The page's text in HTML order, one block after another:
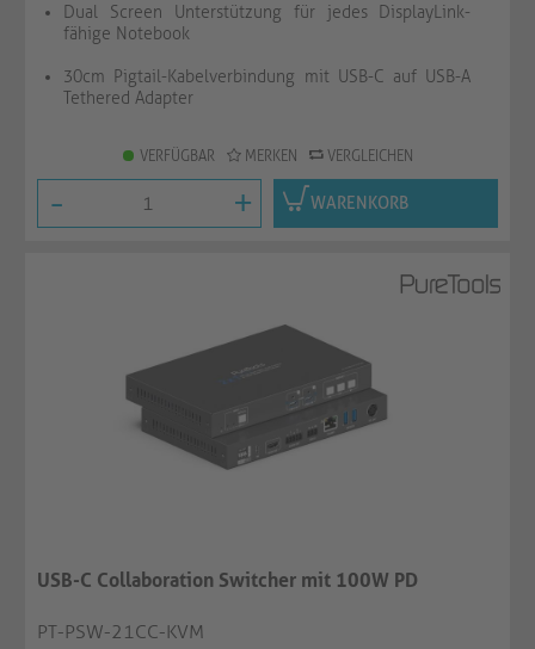
Dual Screen Unterstützung für jedes DisplayLink-
fähige Notebook
30cm Pigtail-Kabelverbindung mit USB-C auf USB-A
Tethered Adapter
VERFÜGBAR MERKEN VERGLEICHEN
- + WARENKORB
USB-C Collaboration Switcher mit 100W PD
PT-PSW-21CC-KVM